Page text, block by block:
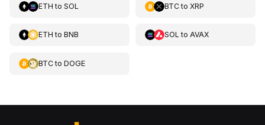
ETH to SOL BTCto XRP
ETH to BNB SOL to AVAX
BTCto DOGE